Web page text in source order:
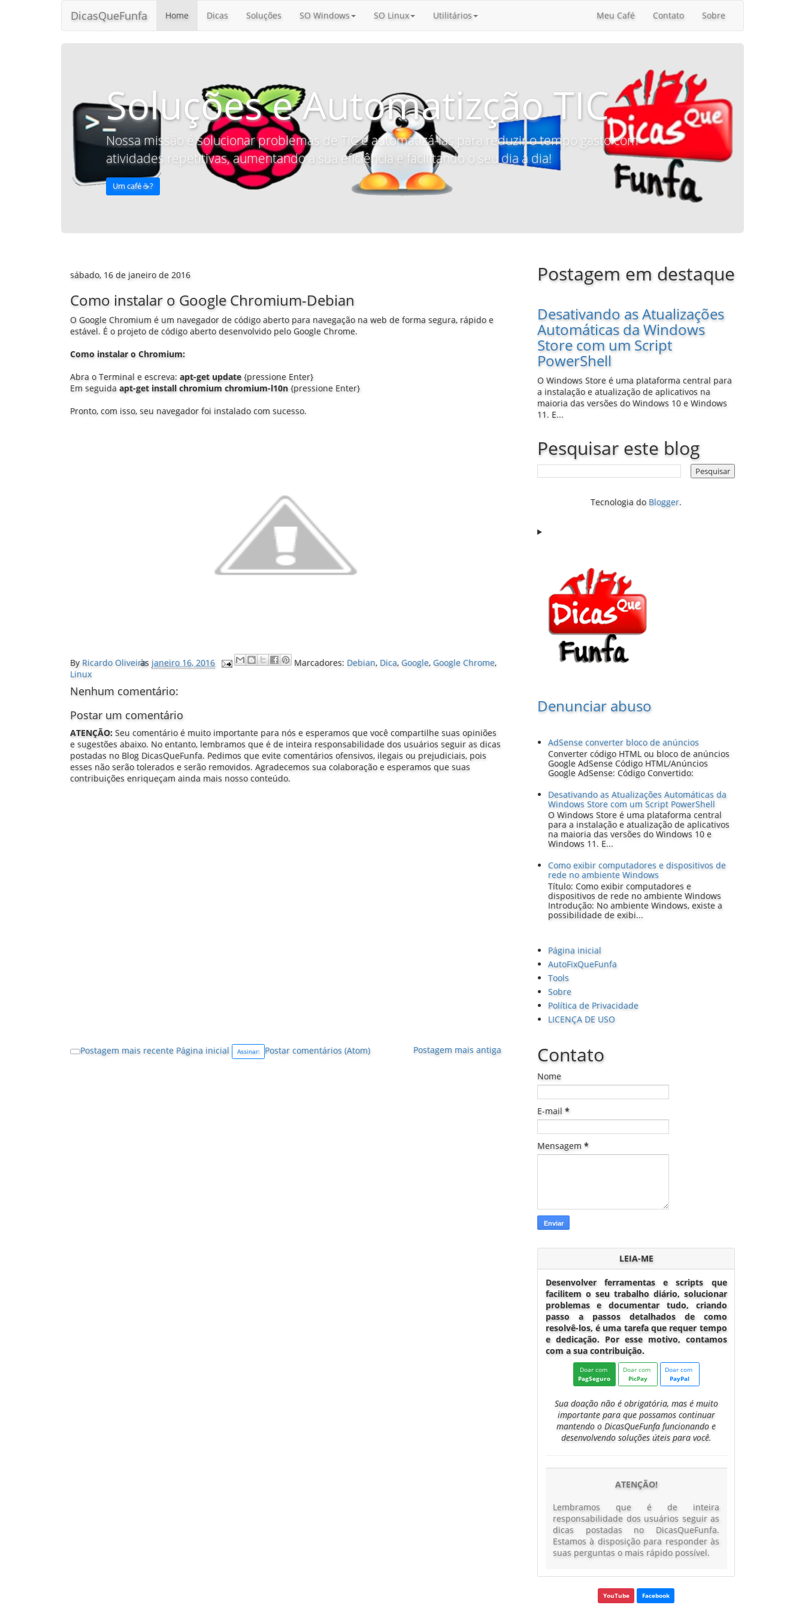
DicasQueFunfa Home Dicas Soluções SO Windows SO Linux Utilitários Meu Café Contato Sobre
Soluções e Automatizção TIC
Nossa missão é solucionar problemas de TIC e automatizá-las para reduzir o tempo gasto com
atividades repetitivas, aumentando a sua eficiência e facilitando o seu dia a dia!
Um café ☕️?
sábado, 16 de janeiro de 2016
Como instalar o Google Chromium-Debian
O Google Chromium é um navegador de código aberto para navegação na web de forma segura, rápido e
estável. É o projeto de código aberto desenvolvido pelo Google Chrome.
Como instalar o Chromium:
Abra o Terminal e escreva: apt-get update{pressione Enter}
Em seguida apt-get install chromium chromium-l10n{pressione Enter}
Pronto, com isso, seu navegador foi instalado com sucesso.
By Ricardo Oliveira
às janeiro 16, 2016 Marcadores: Debian, Dica, Google, Google Chrome,
Linux
Nenhum comentário:
Postar um comentário
ATENÇÃO: Seu comentário é muito importante para nós e esperamos que você compartilhe suas opiniões
e sugestões abaixo. No entanto, lembramos que é de inteira responsabilidade dos usuários seguir as dicas
postadas no Blog DicasQueFunfa. Pedimos que evite comentários ofensivos, ilegais ou prejudiciais, pois
esses não serão tolerados e serão removidos. Agradecemos sua colaboração e esperamos que suas
contribuições enriqueçam ainda mais nosso conteúdo.
Postagem mais recente Postagem mais antiga
Página inicial Assinar: Postar comentários (Atom)
Postagem em destaque
Desativando as Atualizações
Automáticas da Windows
Store com um Script
PowerShell
O Windows Store é uma plataforma central para
a instalação e atualização de aplicativos na
maioria das versões do Windows 10 e Windows
11. E...
Pesquisar este blog
Tecnologia do Blogger.
Denunciar abuso
AdSense converter bloco de anúncios
Converter código HTML ou bloco de anúncios
Google AdSense Código HTML/Anúncios
Google AdSense: Código Convertido:
Desativando as Atualizações Automáticas da
Windows Store com um Script PowerShell
O Windows Store é uma plataforma central
para a instalação e atualização de aplicativos
na maioria das versões do Windows 10 e
Windows 11. E...
Como exibir computadores e dispositivos de
rede no ambiente Windows
Título: Como exibir computadores e
dispositivos de rede no ambiente Windows
Introdução: No ambiente Windows, existe a
possibilidade de exibi...
Página inicial
AutoFixQueFunfa
Tools
Sobre
Política de Privacidade
LICENÇA DE USO
Contato
Nome
E-mail *
Mensagem *
LEIA-ME
Desenvolver ferramentas e scripts que
facilitem o seu trabalho diário, solucionar
problemas e documentar tudo, criando
passo a passos detalhados de como
resolvê-los, é uma tarefa que requer tempo
e dedicação. Por esse motivo, contamos
com a sua contribuição.
Doar com
PagSeguro
Doar com
PicPay
Doar com
PayPal
Sua doação não é obrigatória, mas é muito
importante para que possamos continuar
mantendo o DicasQueFunfa funcionando e
desenvolvendo soluções úteis para você.
ATENÇÃO!
Lembramos que é de inteira
responsabilidade dos usuários seguir as
dicas postadas no DicasQueFunfa.
Estamos à disposição para responder às
suas perguntas o mais rápido possível.
YouTube Facebook